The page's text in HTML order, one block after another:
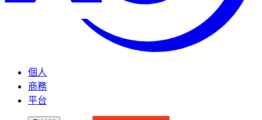
個人
商務
平台